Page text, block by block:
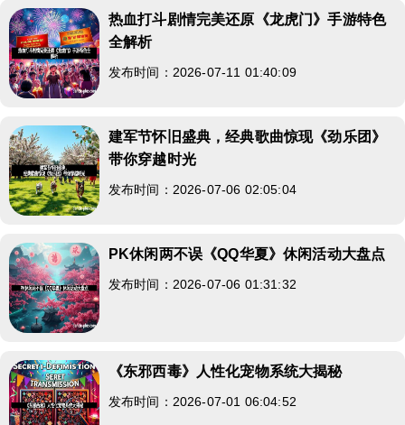
热血打斗剧情完美还原《龙虎门》手游特色
全解析
发布时间：2026-07-11 01:40:09
建军节怀旧盛典，经典歌曲惊现《劲乐团》
带你穿越时光
发布时间：2026-07-06 02:05:04
PK休闲两不误《QQ华夏》休闲活动大盘点
发布时间：2026-07-06 01:31:32
《东邪西毒》人性化宠物系统大揭秘
发布时间：2026-07-01 06:04:52